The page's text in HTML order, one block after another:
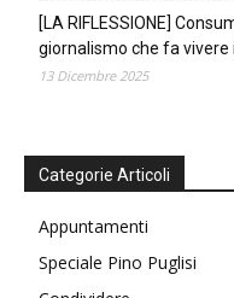
[LA RIFLESSIONE]
giornalismo che fa
13 Dicembre 2025
Categorie Articoli
Appuntamenti
Speciale Pino Puglisi